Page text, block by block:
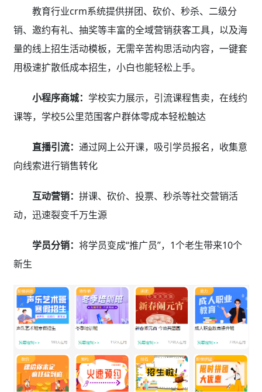
教育行业crm系统提供拼团、砍价、秒杀、二级分
销、邀约有礼、抽奖等丰富的全域营销获客工具，以及海
量的线上招生活动模板，无需辛苦构思活动内容，一键套
用极速扩散低成本招生，小白也能轻松上手。
小程序商城： 学校实力展示，引流课程售卖，在线约
课等，学校5公里范围客户群体零成本轻松触达
直播引流： 通过网上公开课，吸引学员报名，收集意
向线索进行销售转化
互动营销： 拼课、砍价、投票、秒杀等社交营销活
动，迅速裂变千万生源
学员分销： 将学员变成“推广员”，1个老生带来10个
新生